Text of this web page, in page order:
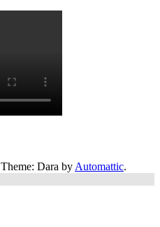
Theme: Dara by Automattic.